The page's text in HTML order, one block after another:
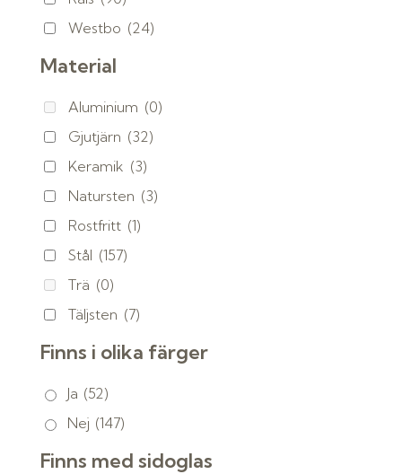
Westbo (24)
Material
Aluminium (0)
Gjutjärn (32)
Keramik (3)
Natursten (3)
Rostfritt (1)
Stål (157)
Trä (0)
Täljsten (7)
Finns i olika färger
Ja (52)
Nej (147)
Finns med sidoglas